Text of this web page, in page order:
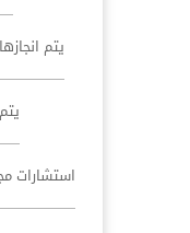
يتم انجازها في 12 يوم
يتم
استشارات